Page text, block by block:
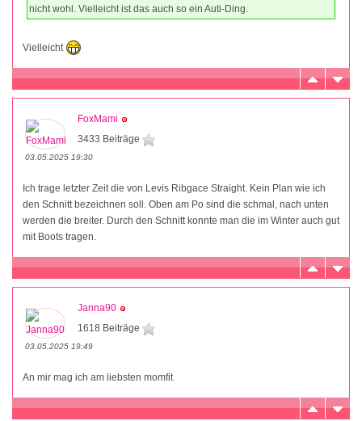
nicht wohl. Vielleicht ist das auch so ein Auti-Ding.
Vielleicht
FoxMami
3433 Beiträge
03.05.2025 19:30
Ich trage letzter Zeit die von Levis Ribgace Straight. Kein Plan wie ich
den Schnitt bezeichnen soll. Oben am Po sind die schmal, nach unten
werden die breiter. Durch den Schnitt konnte man die im Winter auch gut
mit Boots tragen.
Janna90
1618 Beiträge
03.05.2025 19:49
An mir mag ich am liebsten momfit